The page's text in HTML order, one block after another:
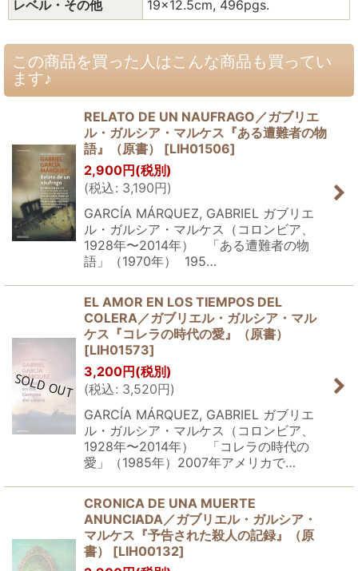
レベル・その他 19x12.5cm, 496pgs.
この商品を買った人はこんな商品も買ってい
ます♪
RELATO DE UN NAUFRAGO／ガブリエ
ル・ガルシア・マルケス『ある遭難者の物
語』（原書）
[LIH01506]
2,900円 (税別)
(税込: 3,190円)
GARCÍA MÁRQUEZ, GABRIEL ガブリエ
ル・ガルシア・マルケス（コロンビア、
1928年〜2014年） 「ある遭難者の物
語」（1970年） 195…
EL AMOR EN LOS TIEMPOS DEL
COLERA／ガブリエル・ガルシア・マル
ケス『コレラの時代の愛』（原書）
[LIH01573]
3,200円 (税別)
(税込: 3,520円)
GARCÍA MÁRQUEZ, GABRIEL ガブリエ
ル・ガルシア・マルケス（コロンビア、
1928年〜2014年） 「コレラの時代の
愛」（1985年）2007年アメリカで…
CRONICA DE UNA MUERTE
ANUNCIADA／ガブリエル・ガルシア・
マルケス『予告された殺人の記録』（原
書）
[LIH00132]